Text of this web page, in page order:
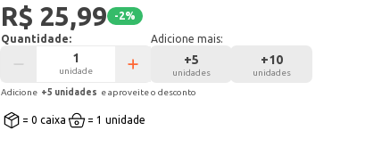
R$ 25,99 -2%
Quantidade:
unidade
Adicione mais:
+5
unidades
+10
unidades
Adicione +5 unidades e aproveite o desconto
= 0 caixa = 1 unidade